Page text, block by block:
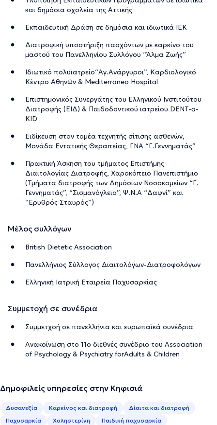
και δημόσια σχολεία της Αττικής
Εκπαιδευτική Δράση σε δημόσια και ιδιωτικά ΙΕΚ
Διατροφική υποστήριξη πασχόντων με καρκίνο του
μαστού του Πανελληνίου Συλλόγου “Άλμα Ζωής”
Ιδιωτικό πολυϊατρείο“Αγ.Ανάργυροι”, Καρδιολογικό
Κέντρο Αθηνών & Mediterraneo Hospital
Eπιστημονικός Συνεργάτης του Ελληνικού Ινστιτούτου
Διατροφής (ΕΙΔ) & Παιδοδοντικού ιατρείου DENT-a-
KID
Ειδίκευση στον τομέα τεχνητής σίτισης ασθενών,
Μονάδα Εντατικής Θεραπείας, ΓΝΑ “Γ.Γεννηματάς”
Πρακτική Άσκηση του τμήματος Επιστήμης
Διαιτολογίας Διατροφής, Χαροκόπειο Πανεπιστήμιο
(Τμήματα διατροφής των Δημόσιων Νοσοκομείων “Γ.
Γεννηματάς”, “Σισμανόγλειο”, Ψ.Ν.Α “Δαφνί” και
“Ερυθρός Σταυρός”)
Μέλος συλλόγων
British Dietetic Association
Πανελλήνιος Σύλλογος Διαιτολόγων-Διατροφολόγων
Ελληνική Ιατρική Εταιρεία Παχυσαρκίας
Συμμετοχή σε συνέδρια
Συμμετχοή σε πανελλήνια και ευρωπαϊκά συνέδρια
Ανακοίνωση στο 11ο διεθνές συνέδριο του Αssociation
of Psychology & Psychiatry forAdults & Children
Δημοφιλείς υπηρεσίες στην Κηφισιά
Δυσανεξία Καρκίνος και διατροφή
Δίαιτα και διατροφή
Παχυσαρκία
Χοληστερίνη Παιδική παχυσαρκία